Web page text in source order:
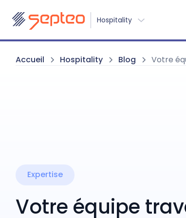
Hospitality
Accueil Hospitality Blog Votre
Expertise
Votre équipe